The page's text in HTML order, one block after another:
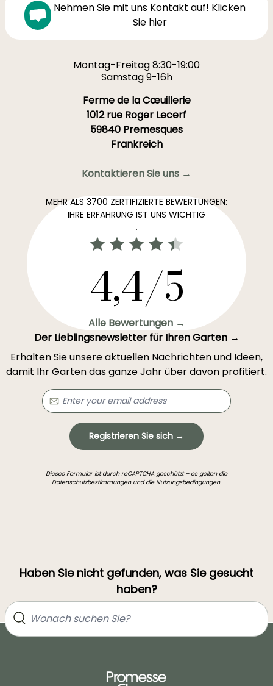
Nehmen Sie mit uns Kontakt auf! Klicken
Sie hier
Montag-Freitag 8:30-19:00
Samstag 9-16h
Ferme de la Cœuillerie
1012 rue Roger Lecerf
59840 Premesques
Frankreich
Kontaktieren Sie uns →
MEHR ALS 3700 ZERTIFIZIERTE BEWERTUNGEN:
IHRE ERFAHRUNG IST UNS WICHTIG
.
4,4/5
Alle Bewertungen →
Der Lieblingsnewsletter für Ihren Garten →
Erhalten Sie unsere aktuellen Nachrichten und Ideen,
damit Ihr Garten das ganze Jahr über davon profitiert.
Registrieren Sie sich →
Dieses Formular ist durch reCAPTCHA geschützt – es gelten die
Datenschutzbestimmungenund dieNutzungsbedingungen.
Haben Sie nicht gefunden, was Sie gesucht
haben?